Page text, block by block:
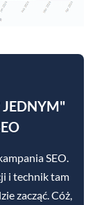
JEDNYM"
SEO.
i technik tam
zacząć. Cóż,